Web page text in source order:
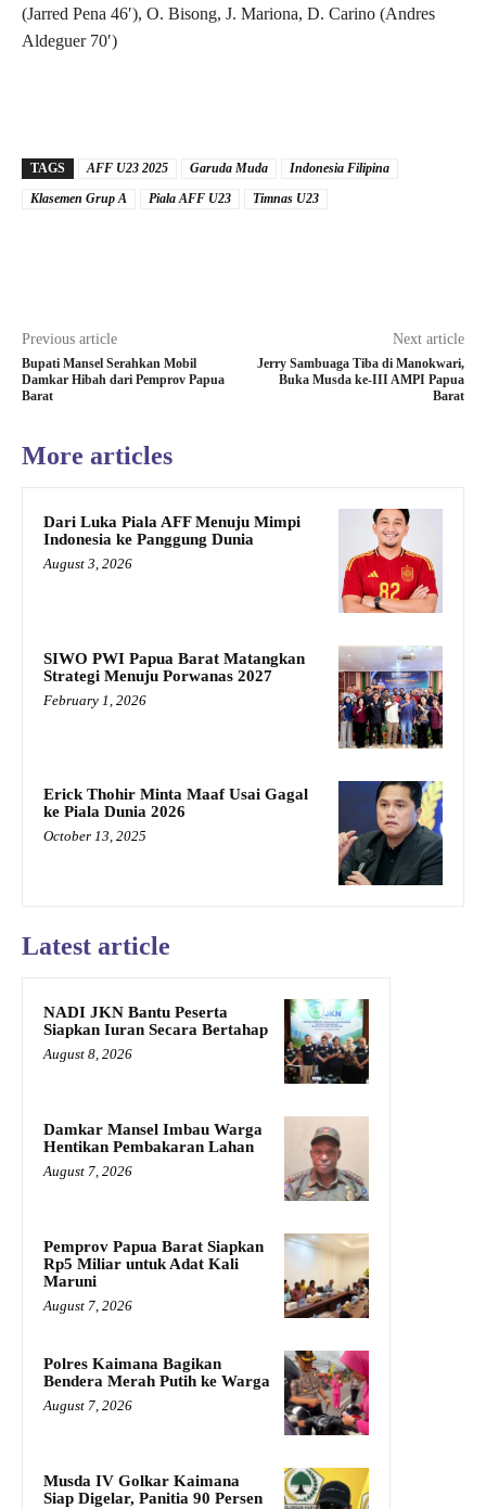
(Jarred Pena 46′), O. Bisong, J. Mariona, D. Carino (Andres
Aldeguer 70′)
TAGS AFF U23 2025 Garuda Muda
Indonesia Filipina
Klasemen Grup A
Piala AFF U23 Timnas U23
Previous article
Bupati Mansel Serahkan Mobil
Damkar Hibah dari Pemprov Papua
Barat
Next article
Jerry Sambuaga Tiba di Manokwari,
Buka Musda ke-III AMPI Papua
Barat
More articles
Dari Luka Piala AFF Menuju Mimpi
Indonesia ke Panggung Dunia
August 3, 2026
SIWO PWI Papua Barat Matangkan
Strategi Menuju Porwanas 2027
February 1, 2026
Erick Thohir Minta Maaf Usai Gagal
ke Piala Dunia 2026
October 13, 2025
Latest article
NADI JKN Bantu Peserta
Siapkan Iuran Secara Bertahap
August 8, 2026
Damkar Mansel Imbau Warga
Hentikan Pembakaran Lahan
August 7, 2026
Pemprov Papua Barat Siapkan
Rp5 Miliar untuk Adat Kali
Maruni
August 7, 2026
Polres Kaimana Bagikan
Bendera Merah Putih ke Warga
August 7, 2026
Musda IV Golkar Kaimana
Siap Digelar, Panitia 90 Persen